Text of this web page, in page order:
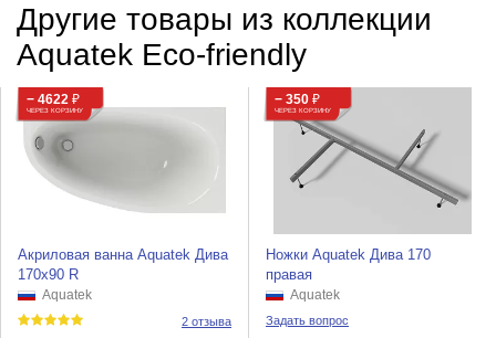
Другие товары из коллекции
Aquatek Eco-friendly
− 4622 ₽
ЧЕРЕЗ КОРЗИНУ
Акриловая ванна Aquatek Дива
170х90 R
Aquatek
2 отзыва
− 350 ₽
ЧЕРЕЗ КОРЗИНУ
Ножки Aquatek Дива 170
правая
Aquatek
Задать вопрос